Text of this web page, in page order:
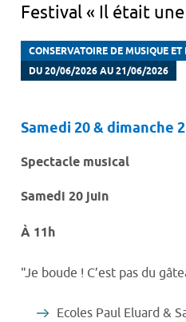
Festival « Il était
CONSERVATOIRE DE MUSIQUE
DU 20/06/2026 AU 21/06/2026
Samedi 20 & dimanche
Spectacle musical
Samedi 20 juin
À 11h
"Je boude ! C’est pas du
Ecoles Paul Eluard &